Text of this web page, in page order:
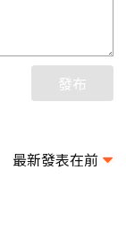
發布
最新發表在前